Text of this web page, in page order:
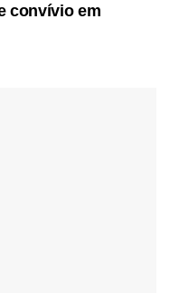
convívio em